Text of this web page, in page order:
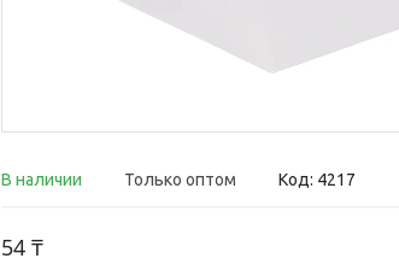
В наличии Только оптом Код: 4217
54 ₸